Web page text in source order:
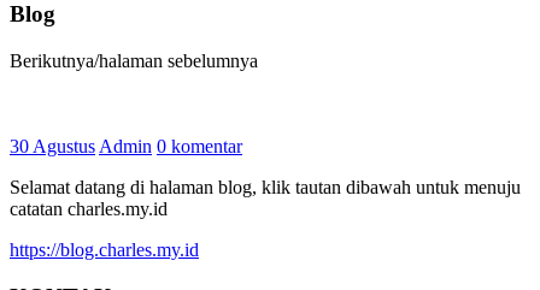
Blog
Berikutnya/halaman sebelumnya
30 Agustus Admin 0 komentar
Selamat datang di halaman blog, klik tautan dibawah untuk menuju
catatan charles.my.id
https://blog.charles.my.id